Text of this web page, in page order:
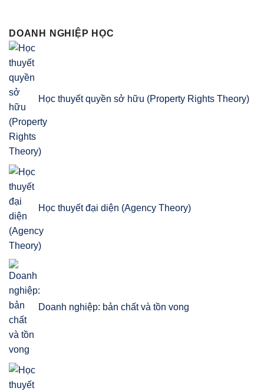
DOANH NGHIỆP HỌC
Học thuyết quyền sở hữu (Property Rights Theory)
Học thuyết đại diện (Agency Theory)
Doanh nghiệp: bản chất và tồn vong